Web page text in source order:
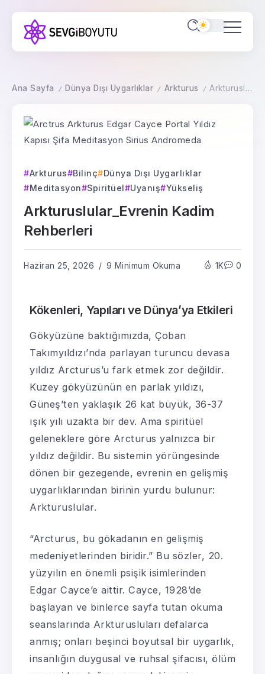
Ana Sayfa / Dünya Dışı Uygarlıklar / Arkturus / Arkturuslular_Evrenin Kadim Rehberleri
Arkturus Bilinç
Dünya Dışı Uygarlıklar
Meditasyon
Spiritüel Uyanış Yükseliş
Arkturuslular_Evrenin Kadim
Rehberleri
Haziran 25, 2026 9 Minimum Okuma 1K 0
Kökenleri, Yapıları ve Dünya’ya Etkileri
Gökyüzüne baktığımızda, Çoban
Takımyıldızı’nda parlayan turuncu devasa
yıldız Arcturus’u fark etmek zor değildir.
Kuzey gökyüzünün en parlak yıldızı,
Güneş’ten yaklaşık 26 kat büyük, 36-37
ışık yılı uzakta bir dev. Ama spiritüel
geleneklere göre Arcturus yalnızca bir
yıldız değildir. Bu sistemin yörüngesinde
dönen bir gezegende, evrenin en gelişmiş
uygarlıklarından birinin yurdu bulunur:
Arkturuslular.
“Arcturus, bu gökadanın en gelişmiş
medeniyetlerinden biridir.” Bu sözler, 20.
yüzyılın en önemli psişik isimlerinden
Edgar Cayce’e aittir. Cayce, 1928’de
başlayan ve binlerce sayfa tutan okuma
seanslarında Arkturusluları defalarca
anmış; onları beşinci boyutsal bir uygarlık,
insanlığın duygusal ve ruhsal şifacısı, ölüm